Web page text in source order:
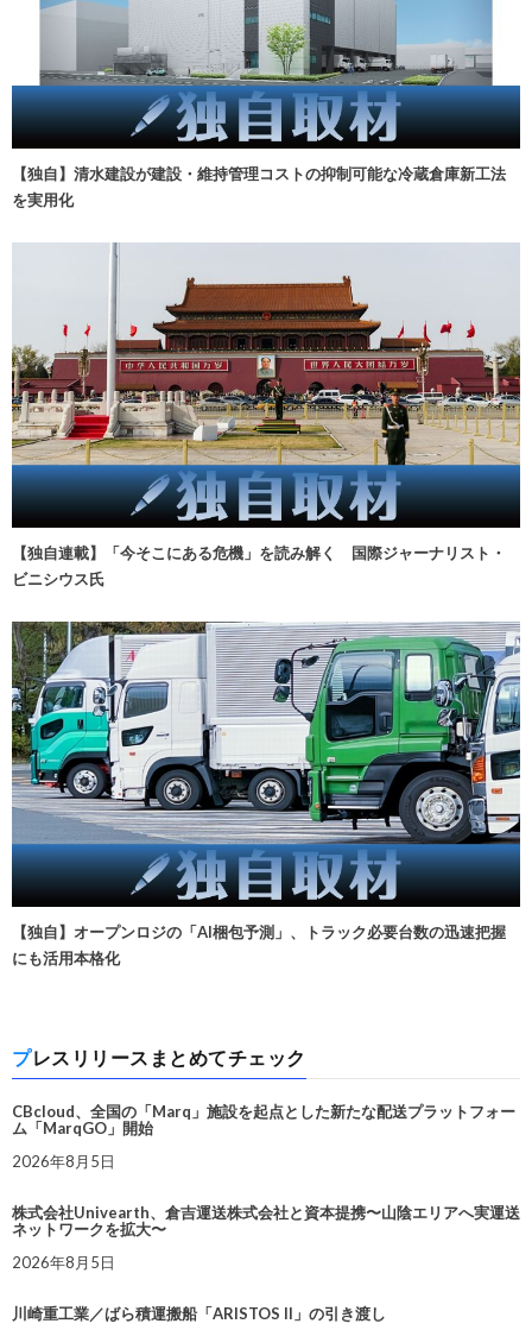
【独自】清水建設が建設・維持管理コストの抑制可能な冷蔵倉庫新工法
を実用化
【独自連載】「今そこにある危機」を読み解く 国際ジャーナリスト・
ビニシウス氏
【独自】オープンロジの「AI梱包予測」、トラック必要台数の迅速把握
にも活用本格化
プレスリリースまとめてチェック
CBcloud、全国の「Marq」施設を起点とした新たな配送プラットフォー
ム「MarqGO」開始
2026年8月5日
株式会社Univearth、倉吉運送株式会社と資本提携〜山陰エリアへ実運送
ネットワークを拡大〜
2026年8月5日
川崎重工業／ばら積運搬船「ARISTOS II」の引き渡し